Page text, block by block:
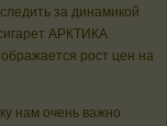
за динамикой
АРКТИКА
рост цен на
нам очень важно